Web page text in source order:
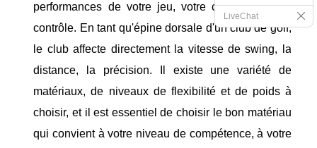
performances de votre jeu, votre confort et votre
contrôle. En tant qu'épine dorsale d'un club de golf,
le club affecte directement la vitesse de swing, la
distance, la précision. Il existe une variété de
matériaux, de niveaux de flexibilité et de poids à
choisir, et il est essentiel de choisir le bon matériau
qui convient à votre niveau de compétence, à votre
LiveChat